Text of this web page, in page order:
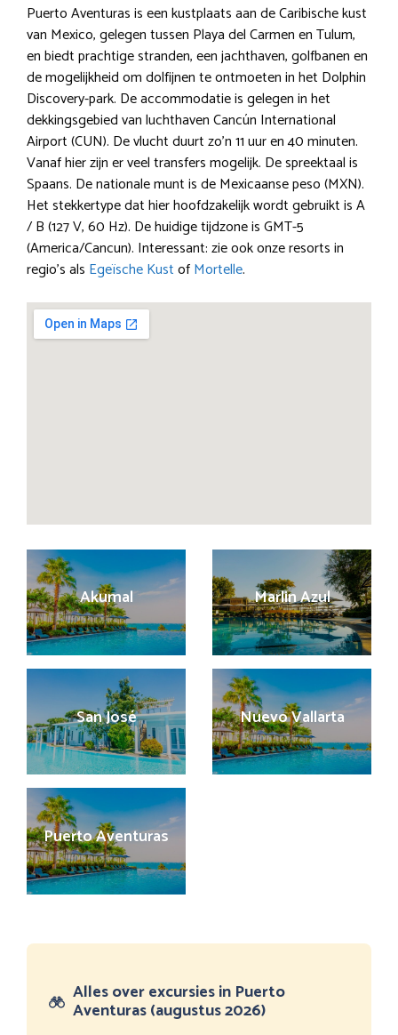
Puerto Aventuras is een kustplaats aan de Caribische kust
van Mexico, gelegen tussen Playa del Carmen en Tulum,
en biedt prachtige stranden, een jachthaven, golfbanen en
de mogelijkheid om dolfijnen te ontmoeten in het Dolphin
Discovery-park. De accommodatie is gelegen in het
dekkingsgebied van luchthaven Cancún International
Airport (CUN). De vlucht duurt zo’n 11 uur en 40 minuten.
Vanaf hier zijn er veel transfers mogelijk. De spreektaal is
Spaans. De nationale munt is de Mexicaanse peso (MXN).
Het stekkertype dat hier hoofdzakelijk wordt gebruikt is A
/ B (127 V, 60 Hz). De huidige tijdzone is GMT-5
(America/Cancun). Interessant: zie ook onze resorts in
regio’s als Egeïsche KustofMortelle.
Akumal Marlin Azul
San José Nuevo Vallarta
Puerto Aventuras
Alles over excursies in Puerto
Aventuras (augustus 2026)